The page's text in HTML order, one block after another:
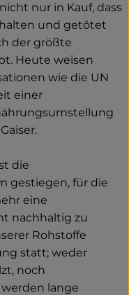
nur in Kauf, dass
und getötet
der größte
Heute weisen
wie die UN
einer
die
gestiegen, für die
eine
nachhaltig zu
Rohstoffe
statt; weder
noch
lange